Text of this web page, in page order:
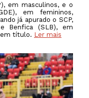
em masculinos, e o
em femininos,
já apurado o SCP,
Benfica (SLB), em
em título. Ler mais